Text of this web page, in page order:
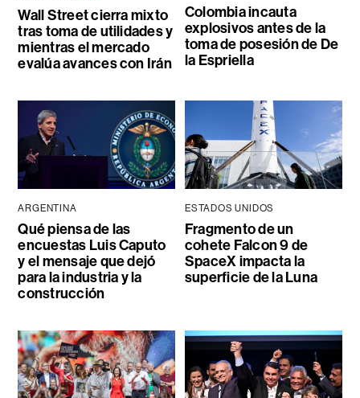
Wall Street cierra mixto
tras toma de utilidades y
mientras el mercado
evalúa avances con Irán
Colombia incauta
explosivos antes de la
toma de posesión de De
la Espriella
ARGENTINA
Qué piensa de las
encuestas Luis Caputo
y el mensaje que dejó
para la industria y la
construcción
ESTADOS UNIDOS
Fragmento de un
cohete Falcon 9 de
SpaceX impacta la
superficie de la Luna